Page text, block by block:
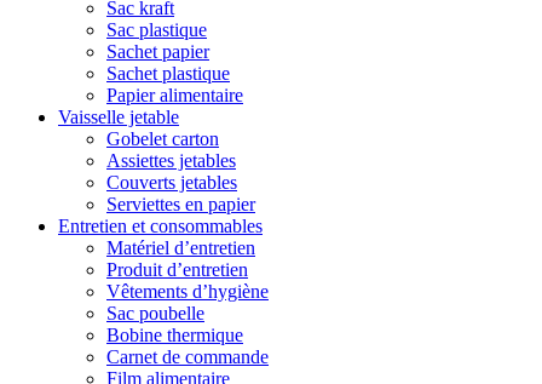
Sac kraft
Sac plastique
Sachet papier
Sachet plastique
Papier alimentaire
Vaisselle jetable
Gobelet carton
Assiettes jetables
Couverts jetables
Serviettes en papier
Entretien et consommables
Matériel d’entretien
Produit d’entretien
Vêtements d’hygiène
Sac poubelle
Bobine thermique
Carnet de commande
Film alimentaire